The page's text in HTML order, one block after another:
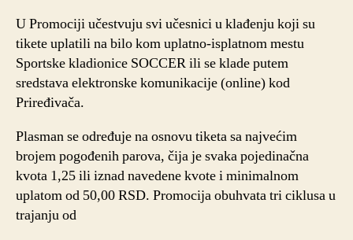
U Promociji učestvuju svi učesnici u klađenju koji su
tikete uplatili na bilo kom uplatno-isplatnom mestu
Sportskе kladionice SOCCER ili se klade putem
sredstava elektronske komunikacije (online) kod
Priređivača.
Plasman se određuje na osnovu tiketa sa najvećim
brojem pogođenih parova, čija je svaka pojedinačna
kvota 1,25 ili iznad navedene kvote i minimalnom
uplatom od 50,00 RSD. Promocija obuhvata tri ciklusa u
trajanju od